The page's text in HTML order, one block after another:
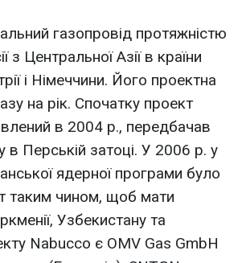
газопровід протяжністю
з Центральної Азії в країни
і Німеччини. Його проектна
на рік. Спочатку проект
в 2004 р., передбачав
в Перській затоці. У 2006 р. у
ядерної програми було
таким чином, щоб мати
Узбекистану та
Nabucco є OMV Gas GmbH